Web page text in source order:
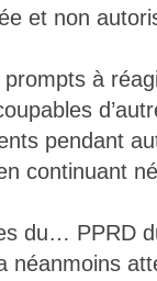
et non
à
pendant
continuant
du… PPRD
néanmoins